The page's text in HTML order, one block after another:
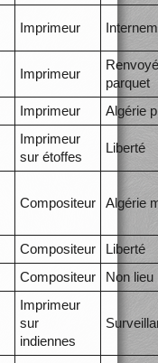
Imprimeur
Imprimeur
parquet
Imprimeur Algérie
Imprimeur
sur étoffes
Liberté
Compositeur Algérie
Compositeur
Liberté
Compositeur Non lieu
Imprimeur
sur
indiennes